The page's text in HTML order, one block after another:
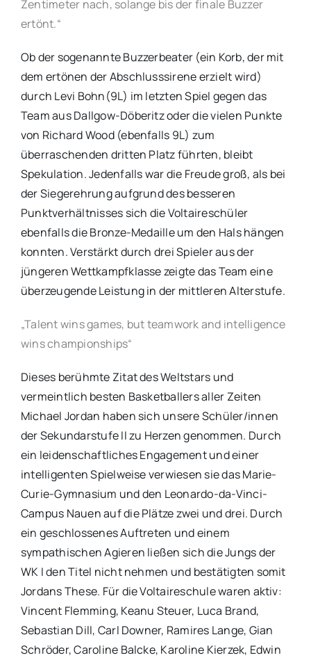
Zentimeter nach, solange bis der finale Buzzer
ertönt.“
Ob der sogenannte Buzzerbeater (ein Korb, der mit
dem ertönen der Abschlusssirene erzielt wird)
durch Levi Bohn(9L) im letzten Spiel gegen das
Team aus Dallgow-Döberitz oder die vielen Punkte
von Richard Wood (ebenfalls 9L) zum
überraschenden dritten Platz führten, bleibt
Spekulation. Jedenfalls war die Freude groß, als bei
der Siegerehrung aufgrund des besseren
Punktverhältnisses sich die Voltaireschüler
ebenfalls die Bronze-Medaille um den Hals hängen
konnten. Verstärkt durch drei Spieler aus der
jüngeren Wettkampfklasse zeigte das Team eine
überzeugende Leistung in der mittleren Alterstufe.
„Talent wins games, but teamwork and intelligence
wins championships“
Dieses berühmte Zitat des Weltstars und
vermeintlich besten Basketballers aller Zeiten
Michael Jordan haben sich unsere Schüler/innen
der Sekundarstufe II zu Herzen genommen. Durch
ein leidenschaftliches Engagement und einer
intelligenten Spielweise verwiesen sie das Marie-
Curie-Gymnasium und den Leonardo-da-Vinci-
Campus Nauen auf die Plätze zwei und drei. Durch
ein geschlossenes Auftreten und einem
sympathischen Agieren ließen sich die Jungs der
WK I den Titel nicht nehmen und bestätigten somit
Jordans These. Für die Voltaireschule waren aktiv:
Vincent Flemming, Keanu Steuer, Luca Brand,
Sebastian Dill, Carl Downer, Ramires Lange, Gian
Schröder, Caroline Balcke, Karoline Kierzek, Edwin